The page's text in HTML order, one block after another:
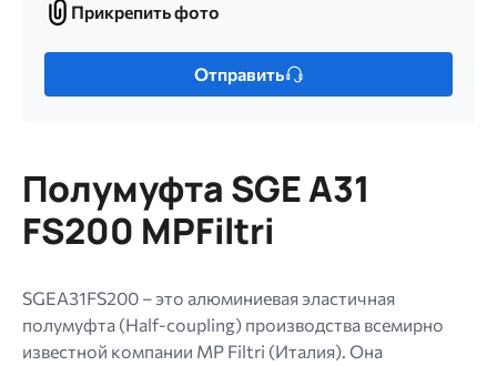
Прикрепить
фото
Прикрепить фото
Только
МБ.
Допустимые
типы:
jpg
jpeg
png.
Отправить
Полумуфта SGE A31
FS200 MPFiltri
SGEA31FS200 – это алюминиевая эластичная
полумуфта (Half-coupling) производства всемирно
известной компании MP Filtri (Италия). Она